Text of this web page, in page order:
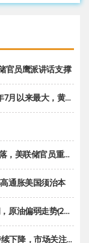
官员鹰派讲话支撑
货投机性净多头头寸减少
鹰派立场推动美元回升
通胀美国须治本
走势(20221128收评)
OPEC+新一轮产能政策